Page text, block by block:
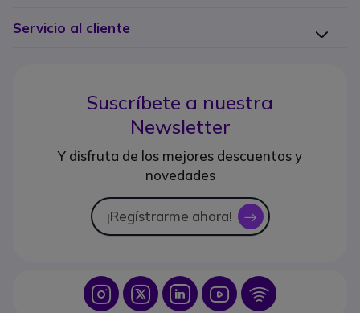
Servicio al cliente
Suscríbete a nuestra
Newsletter
Y disfruta de los mejores descuentos y
novedades
¡Regístrarme ahora! icon
Icon IconIcon Icon Icon